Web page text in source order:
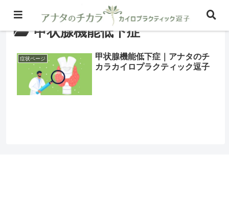
甲状腺機能低下症
症状ページ
甲状腺機能低下症｜アナタのチ
カラカイロプラクティック逗子